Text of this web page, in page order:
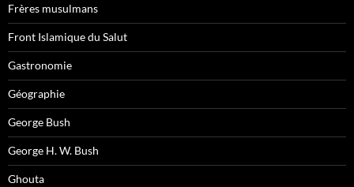
Frères musulmans
Front Islamique du Salut
Gastronomie
Géographie
George Bush
George H. W. Bush
Ghouta